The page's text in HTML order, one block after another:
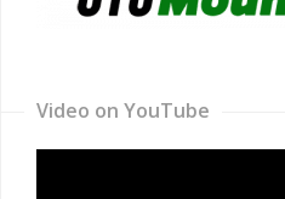
Video on YouTube